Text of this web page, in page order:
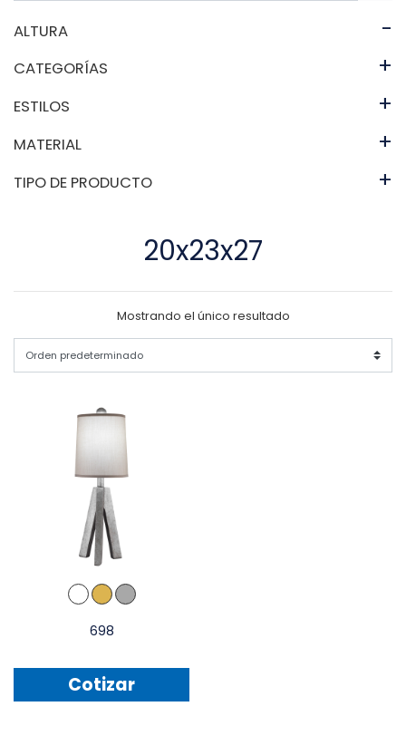
ALTURA -
CATEGORÍAS +
ESTILOS +
MATERIAL +
TIPO DE PRODUCTO +
20x23x27
Mostrando el único resultado
698
Cotizar